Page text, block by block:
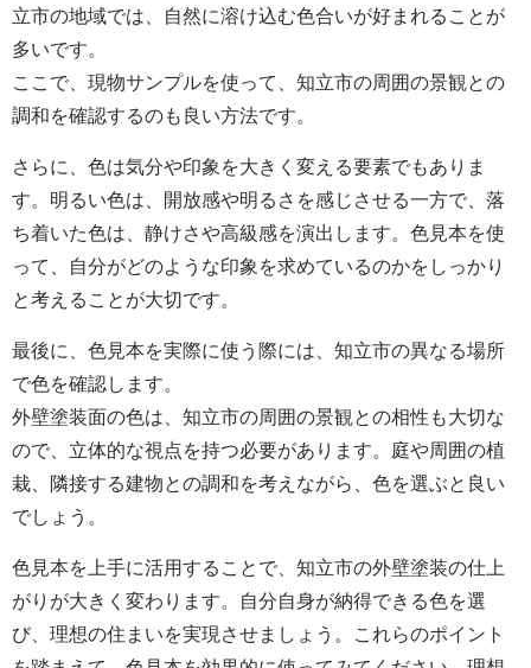
立市の地域では、自然に溶け込む色合いが好まれることが
多いです。
ここで、現物サンプルを使って、知立市の周囲の景観との
調和を確認するのも良い方法です。
さらに、色は気分や印象を大きく変える要素でもありま
す。明るい色は、開放感や明るさを感じさせる一方で、落
ち着いた色は、静けさや高級感を演出します。色見本を使
って、自分がどのような印象を求めているのかをしっかり
と考えることが大切です。
最後に、色見本を実際に使う際には、知立市の異なる場所
で色を確認します。
外壁塗装面の色は、知立市の周囲の景観との相性も大切な
ので、立体的な視点を持つ必要があります。庭や周囲の植
栽、隣接する建物との調和を考えながら、色を選ぶと良い
でしょう。
色見本を上手に活用することで、知立市の外壁塗装の仕上
がりが大きく変わります。自分自身が納得できる色を選
び、理想の住まいを実現させましょう。これらのポイント